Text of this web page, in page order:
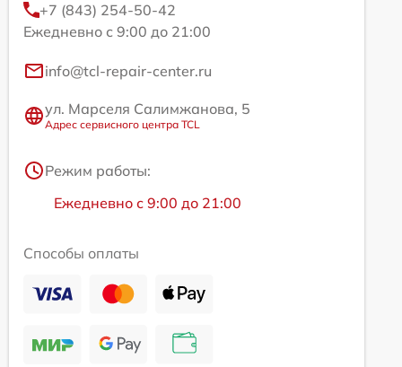
+7 (843) 254-50-42
Ежедневно с 9:00 до 21:00
info@tcl-repair-center.ru
ул. Марселя Салимжанова, 5
Адрес сервисного центра TCL
Режим работы:
Ежедневно с 9:00 до 21:00
Способы оплаты